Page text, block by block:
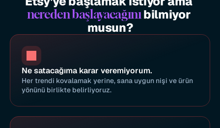
nereden başlayacağını bilmiyor
musun?
Ne satacağıma karar veremiyorum.
Her trendi kovalamak yerine, sana uygun nişi ve ürün
yönünü birlikte belirliyoruz.